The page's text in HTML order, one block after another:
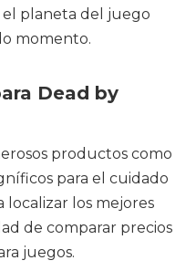
planeta del juego
momento.
Dead by
productos como
para el cuidado
localizar los mejores
de comparar precios
juegos.